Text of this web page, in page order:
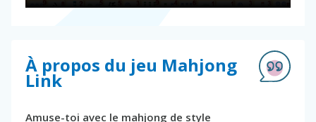
À propos du jeu Mahjong
Link
Amuse-toi avec le mahjong de style